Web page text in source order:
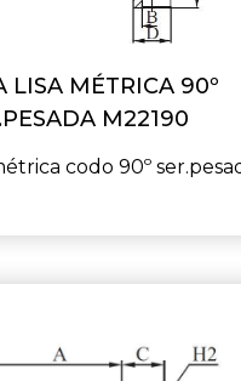
LISA MÉTRICA 90º
M22190
codo 90º